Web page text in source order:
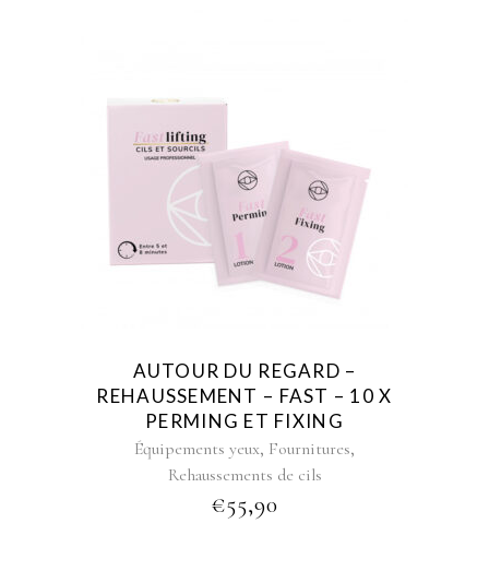
AUTOUR DU REGARD –
REHAUSSEMENT – FAST – 10 X
PERMING ET FIXING
Équipements yeux, Fournitures,
Rehaussements de cils
€55,90